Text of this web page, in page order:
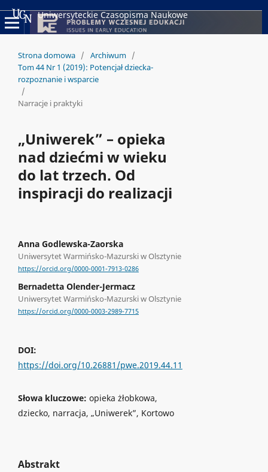
Uniwersyteckie Czasopisma Naukowe
Strona domowa / Archiwum /
Tom 44 Nr 1 (2019): Potencjał dziecka-
rozpoznanie i wsparcie
/
Narracje i praktyki
„Uniwerek” – opieka
nad dziećmi w wieku
do lat trzech. Od
inspiracji do realizacji
Anna Godlewska-Zaorska
Uniwersytet Warmińsko-Mazurski w Olsztynie
https://orcid.org/0000-0001-7913-0286
Bernadetta Olender-Jermacz
Uniwersytet Warmińsko-Mazurski w Olsztynie
https://orcid.org/0000-0003-2989-7715
DOI:
https://doi.org/10.26881/pwe.2019.44.11
Słowa kluczowe: opieka żłobkowa,
dziecko, narracja, „Uniwerek”, Kortowo
Abstrakt